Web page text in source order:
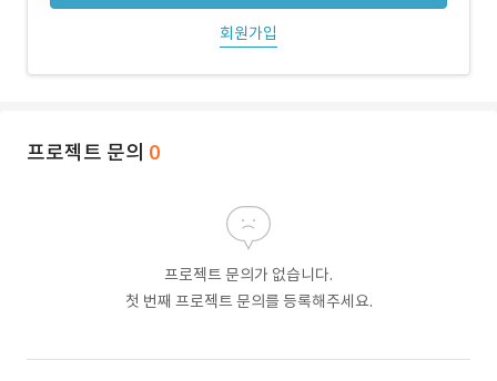
회원가입
프로젝트 문의 0
프로젝트 문의가 없습니다.
첫 번째 프로젝트 문의를 등록해주세요.